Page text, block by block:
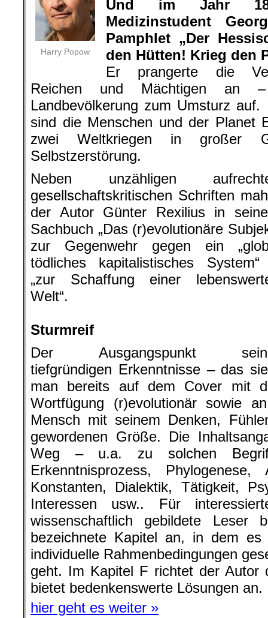
Harry Popow
Und im Jahr
Medizinstudent
Pamphlet „Der
den Hütten! Krieg den
Er prangerte die
Reichen und Mächtigen
Landbevölkerung zum Umsturz
sind die Menschen und der Planet
zwei Weltkriegen in großer
Selbstzerstörung.
Neben unzähligen
gesellschaftskritischen Schriften
der Autor Günter Rexilius in
Sachbuch „Das (r)evolutionäre
zur Gegenwehr gegen ein
tödliches kapitalistisches
„zur Schaffung einer
Welt“.
Sturmreif
Der Ausgangspunkt
tiefgründigen Erkenntnisse – das
man bereits auf dem Cover mit
Wortfügung (r)evolutionär sowie
Mensch mit seinem Denken,
gewordenen Größe. Die
Weg – u.a. zu solchen
Erkenntnisprozess, Phylogenese,
Konstanten, Dialektik, Tätigkeit,
Interessen usw.. Für
wissenschaftlich gebildete
bezeichnete Kapitel an, in dem es
individuelle Rahmenbedingungen
geht. Im Kapitel F richtet der Autor
bietet bedenkenswerte Lösungen an.
hier geht es weiter »